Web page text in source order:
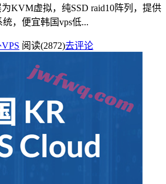
KVM虚拟，纯SSD raid10阵列，提供
，便宜韩国vps低...
阅读(2872)去评论